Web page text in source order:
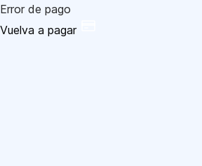
Error de pago
Vuelva a pagar